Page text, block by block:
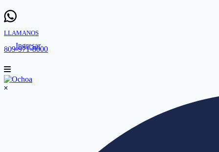
LLAMANOS
809-971-8000
Ingresar